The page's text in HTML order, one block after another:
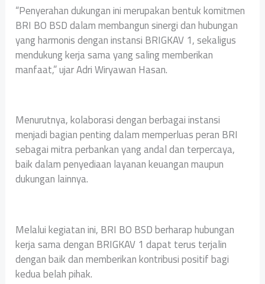
“Penyerahan dukungan ini merupakan bentuk komitmen
BRI BO BSD dalam membangun sinergi dan hubungan
yang harmonis dengan instansi BRIGKAV 1, sekaligus
mendukung kerja sama yang saling memberikan
manfaat,” ujar Adri Wiryawan Hasan.
Menurutnya, kolaborasi dengan berbagai instansi
menjadi bagian penting dalam memperluas peran BRI
sebagai mitra perbankan yang andal dan terpercaya,
baik dalam penyediaan layanan keuangan maupun
dukungan lainnya.
Melalui kegiatan ini, BRI BO BSD berharap hubungan
kerja sama dengan BRIGKAV 1 dapat terus terjalin
dengan baik dan memberikan kontribusi positif bagi
kedua belah pihak.